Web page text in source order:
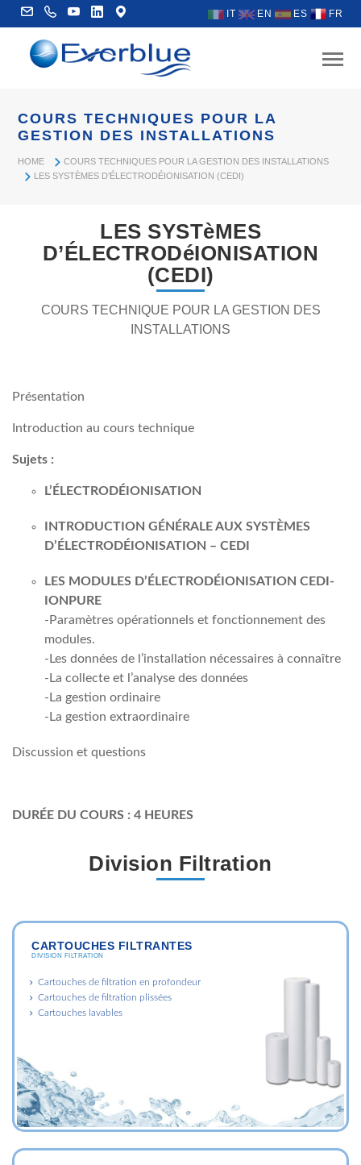
IT EN ES FR
COURS TECHNIQUES POUR LA
GESTION DES INSTALLATIONS
HOME
COURS TECHNIQUES POUR LA GESTION DES INSTALLATIONS
LES SYSTÈMES D’ÉLECTRODÉIONISATION (CEDI)
LES SYSTèMES
D’ÉLECTRODéIONISATION
(CEDI)
COURS TECHNIQUE POUR LA GESTION DES
INSTALLATIONS
Présentation
Introduction au cours technique
Sujets :
L’ÉLECTRODÉIONISATION
INTRODUCTION GÉNÉRALE AUX SYSTÈMES
D’ÉLECTRODÉIONISATION – CEDI
LES MODULES D’ÉLECTRODÉIONISATION CEDI-
IONPURE
-Paramètres opérationnels et fonctionnement des
modules.
-Les données de l’installation nécessaires à connaître
-La collecte et l’analyse des données
-La gestion ordinaire
-La gestion extraordinaire
Discussion et questions
DURÉE DU COURS : 4 HEURES
Division Filtration
CARTOUCHES FILTRANTES
DIVISION FILTRATION
Cartouches de filtration en profondeur
Cartouches de filtration plissées
Cartouches lavables